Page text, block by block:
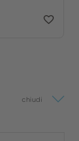
chiudi